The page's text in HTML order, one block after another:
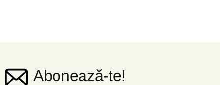
Abonează-te!